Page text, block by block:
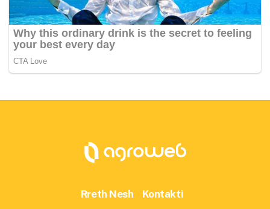
Rreth Nesh Kontakti